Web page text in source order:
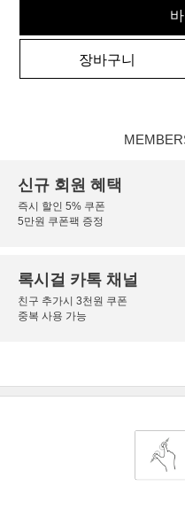
장바구니
신규 회원 혜택
즉시 할인 5% 쿠폰
5만원 쿠폰팩 증정
록시걸 카톡 채널
친구 추가시 3천원 쿠폰
중복 사용 가능